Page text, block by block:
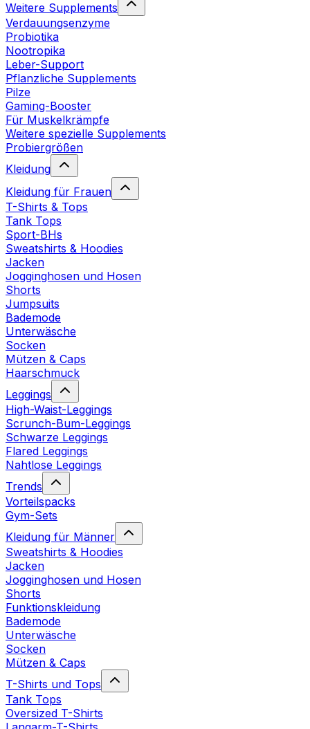
Weitere Supplements
Verdauungsenzyme
Probiotika
Nootropika
Leber-Support
Pflanzliche Supplements
Pilze
Gaming-Booster
Für Muskelkrämpfe
Weitere spezielle Supplements
Probiergrößen
Kleidung
Kleidung für Frauen
T-Shirts & Tops
Tank Tops
Sport-BHs
Sweatshirts & Hoodies
Jacken
Jogginghosen und Hosen
Shorts
Jumpsuits
Bademode
Unterwäsche
Socken
Mützen & Caps
Haarschmuck
Leggings
High-Waist-Leggings
Scrunch-Bum-Leggings
Schwarze Leggings
Flared Leggings
Nahtlose Leggings
Trends
Vorteilspacks
Gym-Sets
Kleidung für Männer
Sweatshirts & Hoodies
Jacken
Jogginghosen und Hosen
Shorts
Funktionskleidung
Bademode
Unterwäsche
Socken
Mützen & Caps
T-Shirts und Tops
Tank Tops
Oversized T-Shirts